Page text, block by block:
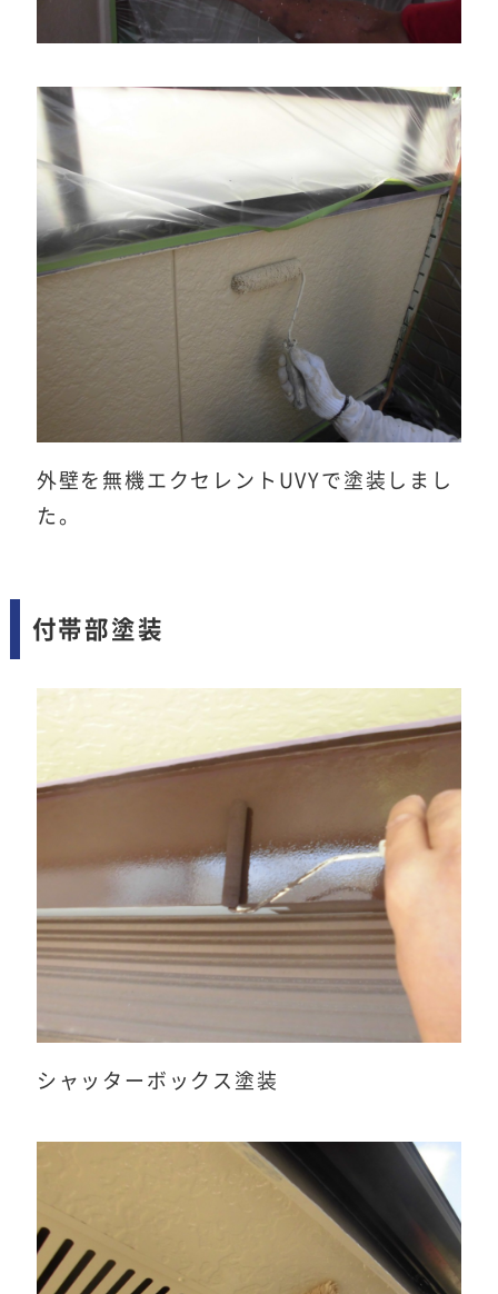
外壁を無機エクセレントUVYで塗装しまし
た。
付帯部塗装
シャッターボックス塗装